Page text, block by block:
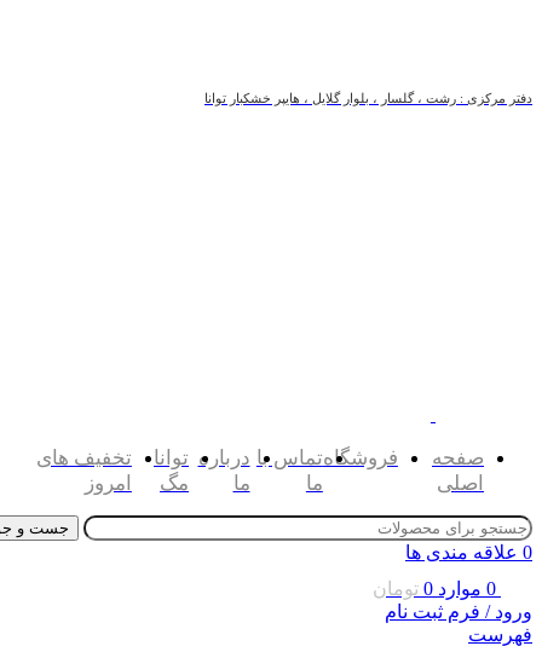
دفتر مرکزی : رشت ، گلسار ، بلوار گلایل ، هایپر خشکبار توانا
صفحه
اصلی
فروشگاهتماس با
ما
درباره
ما
توانا
مگ
تخفیف های
امروز
جست و
0 علاقه مندی ها
0 موارد 0 تومان
ورود / فرم ثبت نام
فهرست